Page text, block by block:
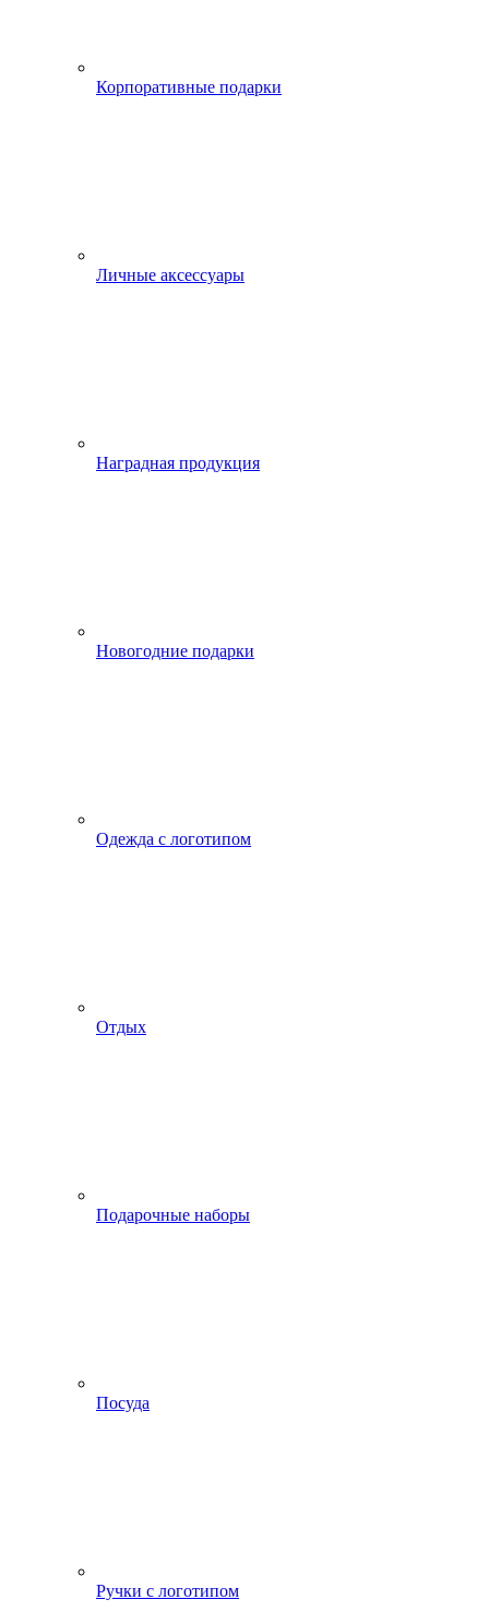
Корпоративные подарки
Личные аксессуары
Наградная продукция
Новогодние подарки
Одежда с логотипом
Отдых
Подарочные наборы
Посуда
Ручки с логотипом